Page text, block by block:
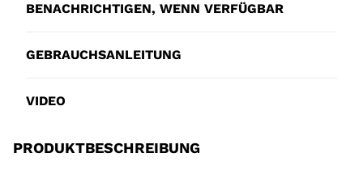
BENACHRICHTIGEN, WENN VERFÜGBAR
GEBRAUCHSANLEITUNG
VIDEO
PRODUKTBESCHREIBUNG